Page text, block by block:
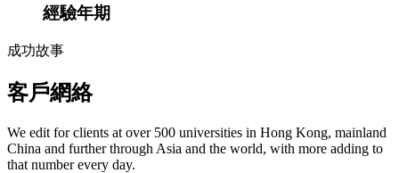
經驗年期
成功故事
客戶網絡
We edit for clients at over 500 universities in Hong Kong, mainland
China and further through Asia and the world, with more adding to
that number every day.